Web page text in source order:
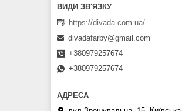
https://divada.com.ua/
divadafarby@gmail.com
+380979257674
+380979257674